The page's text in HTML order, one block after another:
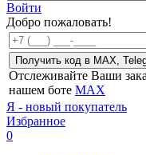
Войти
Добро пожаловать!
Получить код в MAX,
Отслеживайте Ваши
нашем боте MAX
Я - новый покупатель
Избранное
0